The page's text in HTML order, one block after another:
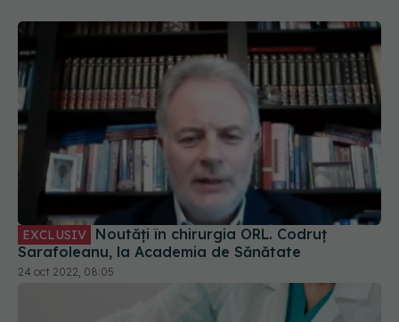
EXCLUSIV
Sarafoleanu, la Academia de Sănătate
24 oct 2022, 08:05